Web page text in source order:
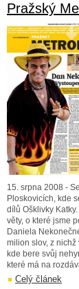
Pražský
15. srpna 2008 -
Ploskovicích, kde
dílů Ošklivky
věty, o které jsme
Daniela
milion slov, z
kde bere svůj
které má na
Celý článek